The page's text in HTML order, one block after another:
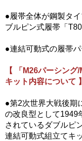
●履帯全体が鋼製タ
ブルピン式履帯「
●連結可動式の履帯
【 「M26パーシン
キット内容について 】
●第2次世界大戦後期
の改良型として1949
されているダブルピ
連結可動式組立てキ